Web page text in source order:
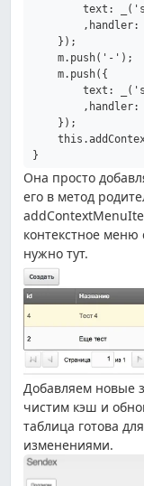
text:
,handler:
    });
    m.push('-');
    m.push({
text:
,handler:
    });
}
Она просто
его в метод
контекстное меню
нужно тут.
Добавляем новые
чистим кэш и
таблица готова
изменениями.